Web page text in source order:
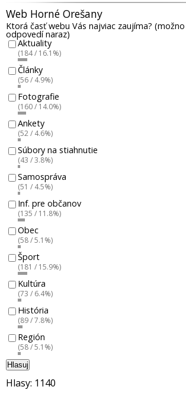
Web Horné Orešany
Ktorá časť webu Vás najviac zaujíma?
odpovedí naraz)
Aktuality
(184 / 16.1%)
Články
(56 / 4.9%)
Fotografie
(160 / 14.0%)
Ankety
(52 / 4.6%)
Súbory na stiahnutie
(43 / 3.8%)
Samospráva
(51 / 4.5%)
Inf. pre občanov
(135 / 11.8%)
Obec
(58 / 5.1%)
Šport
(181 / 15.9%)
Kultúra
(73 / 6.4%)
História
(89 / 7.8%)
Región
(58 / 5.1%)
Hlasuj
Hlasy: 1140